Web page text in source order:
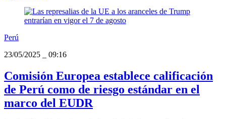
Perú
23/05/2025
09:16
Comisión Europea establece calificación
de Perú como de riesgo estándar en el
marco del EUDR